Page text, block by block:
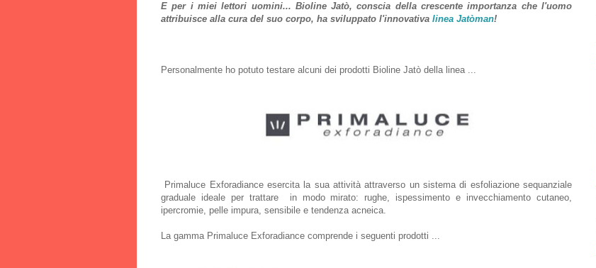
E per i miei lettori uomini... Bioline Jatò, conscia della crescente importanza che l'uomo
attribuisce alla cura del suo corpo, ha sviluppato l'innovativa linea Jatòman!
Personalmente ho potuto testare alcuni dei prodotti Bioline Jatò della linea ...
Primaluce Exforadiance esercita la sua attività attraverso un sistema di esfoliazione sequanziale
graduale ideale per trattare in modo mirato: rughe, ispessimento e invecchiamento cutaneo,
ipercromie, pelle impura, sensibile e tendenza acneica.
La gamma Primaluce Exforadiance comprende i seguenti prodotti ...